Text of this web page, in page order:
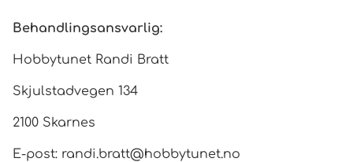
Behandlingsansvarlig:
Hobbytunet Randi Bratt
Skjulstadvegen 134
2100 Skarnes
E-post: randi.bratt@hobbytunet.no